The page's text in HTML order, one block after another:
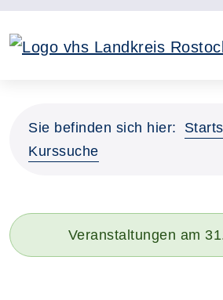
Sie befinden sich hier:
Kurssuche
Veranstaltungen am